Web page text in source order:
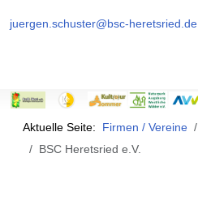
juergen.schuster@bsc-heretsried.de
Aktuelle Seite: Firmen / Vereine
BSC Heretsried e.V.